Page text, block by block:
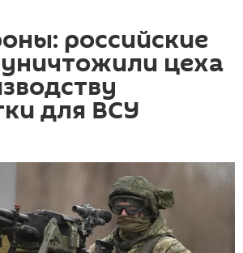
российские
цеха
для ВСУ